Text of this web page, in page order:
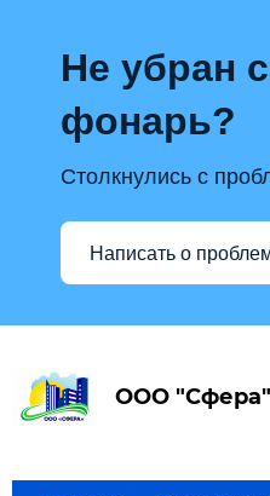
Не убран
фонарь?
Столкнулись с
Написать о
ООО "Сфера"